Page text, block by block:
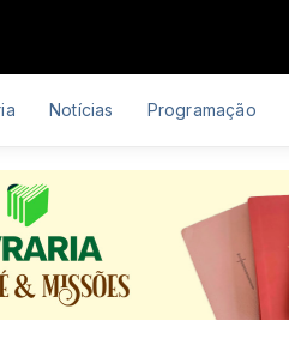
Alma - Ao Vivo
Notícias Programação